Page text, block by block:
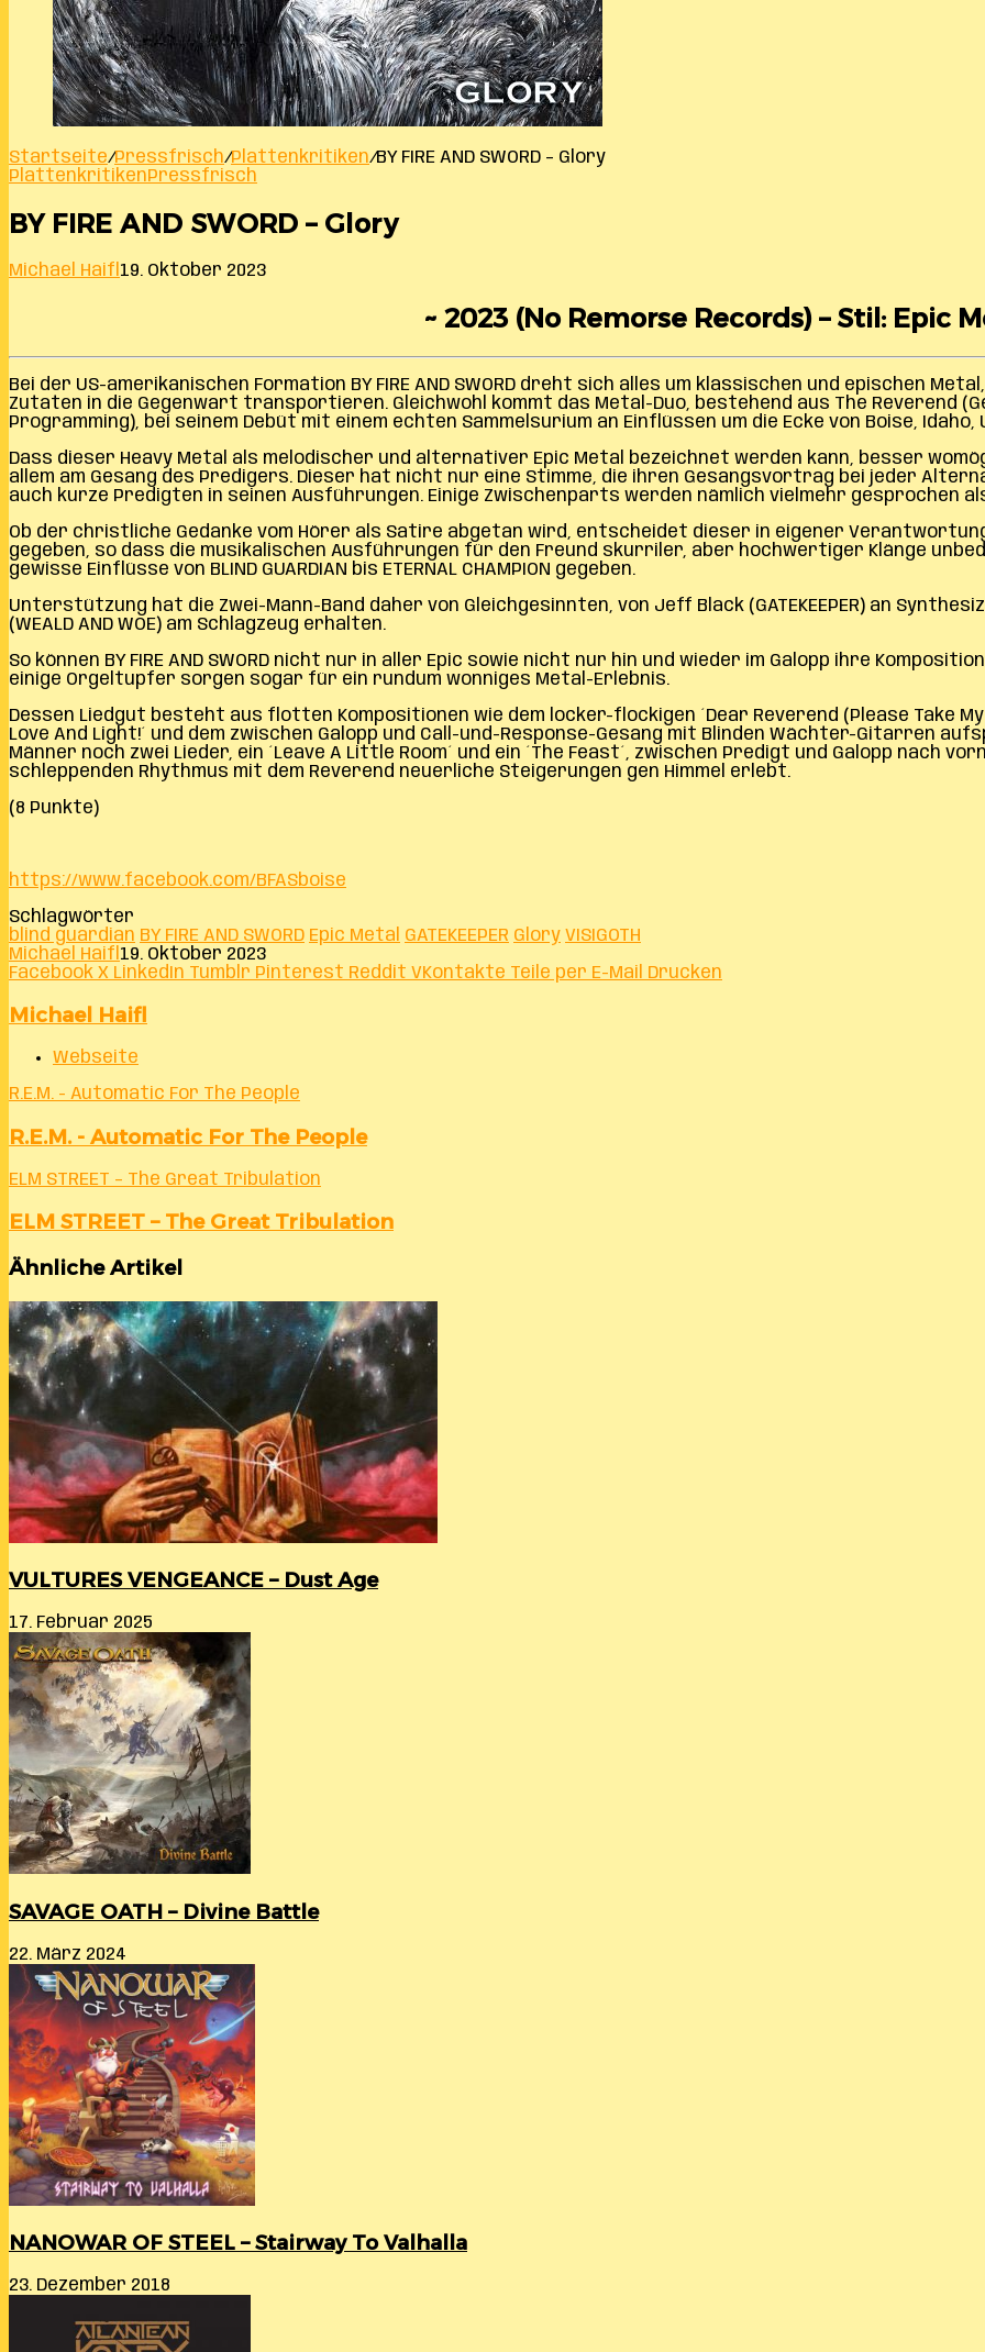
Startseite/Pressfrisch/Plattenkritiken/BY FIRE AND SWORD – Glory
PlattenkritikenPressfrisch
BY FIRE AND SWORD – Glory
Michael Haifl 19. Oktober 2023
~ 2023 (No Remorse Records) – Stil: Epic
Bei der US-amerikanischen Formation BY FIRE AND SWORD dreht sich alles um klassischen und epischen
Zutaten in die Gegenwart transportieren. Gleichwohl kommt das Metal-Duo, bestehend aus The Reverend
Programming), bei seinem Debüt mit einem echten Sammelsurium an Einflüssen um die Ecke von Boise, Idaho,
Dass dieser Heavy Metal als melodischer und alternativer Epic Metal bezeichnet werden kann, besser
allem am Gesang des Predigers. Dieser hat nicht nur eine Stimme, die ihren Gesangsvortrag bei jeder
auch kurze Predigten in seinen Ausführungen. Einige Zwischenparts werden nämlich vielmehr gesprochen
Ob der christliche Gedanke vom Hörer als Satire abgetan wird, entscheidet dieser in eigener
gegeben, so dass die musikalischen Ausführungen für den Freund skurriler, aber hochwertiger Klänge
gewisse Einflüsse von BLIND GUARDIAN bis ETERNAL CHAMPION gegeben.
Unterstützung hat die Zwei-Mann-Band daher von Gleichgesinnten, von Jeff Black (GATEKEEPER) an
(WEALD AND WOE) am Schlagzeug erhalten.
So können BY FIRE AND SWORD nicht nur in aller Epic sowie nicht nur hin und wieder im Galopp ihre
einige Orgeltupfer sorgen sogar für ein rundum wonniges Metal-Erlebnis.
Dessen Liedgut besteht aus flotten Kompositionen wie dem locker-flockigen ´Dear Reverend (Please Take
Love And Light!´ und dem zwischen Galopp und Call-und-Response-Gesang mit Blinden Wächter-Gitarren
Männer noch zwei Lieder, ein ´Leave A Little Room´ und ein ´The Feast´, zwischen Predigt und Galopp nach
schleppenden Rhythmus mit dem Reverend neuerliche Steigerungen gen Himmel erlebt.
(8 Punkte)
https://www.facebook.com/BFASboise
Schlagwörter
blind guardian BY FIRE AND SWORD Epic Metal GATEKEEPER Glory VISIGOTH
Michael Haifl 19. Oktober 2023
Facebook X LinkedIn Tumblr Pinterest Reddit VKontakte Teile per E-Mail Drucken
Michael Haifl
Webseite
R.E.M. - Automatic For The People
R.E.M. - Automatic For The People
ELM STREET – The Great Tribulation
ELM STREET – The Great Tribulation
Ähnliche Artikel
VULTURES VENGEANCE – Dust Age
17. Februar 2025
SAVAGE OATH – Divine Battle
22. März 2024
NANOWAR OF STEEL – Stairway To Valhalla
23. Dezember 2018